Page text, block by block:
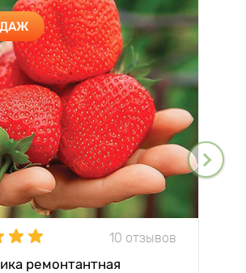
10 отзывов
ремонтантная